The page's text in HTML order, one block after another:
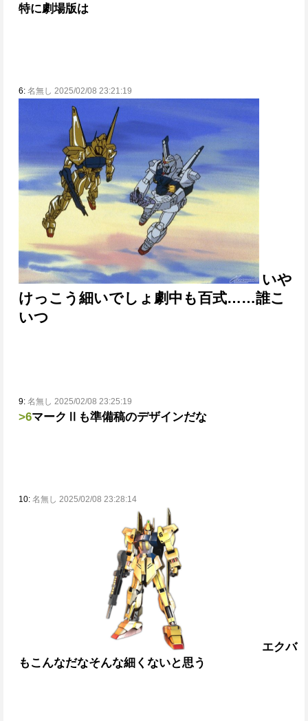
特に劇場版は
6: 名無し 2025/02/08 23:21:19
いや
けっこう細いでしょ劇中も百式……誰こ
いつ
9: 名無し 2025/02/08 23:25:19
>6マークⅡも準備稿のデザインだな
10: 名無し 2025/02/08 23:28:14
エクバ
もこんなだなそんな細くないと思う